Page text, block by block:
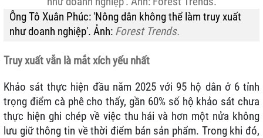
Ông Tô Xuân Phúc: 'Nông dân không thể làm truy xuất
như doanh nghiệp'. Ảnh: Forest Trends.
Truy xuất vẫn là mắt xích yếu nhất
Khảo sát thực hiện đầu năm 2025 với 95 hộ dân ở 6 tỉnh
trọng điểm cà phê cho thấy, gần 60% số hộ khảo sát chưa
thực hiện ghi chép về việc thu hái và hơn một nửa không
lưu giữ thông tin về thời điểm bán sản phẩm. Trong khi đó,